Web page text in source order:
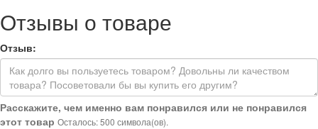
Отзывы о товаре
Отзыв:
Расскажите, чем именно вам понравился или не понравился
этот товар Осталось: 500 символа(ов).